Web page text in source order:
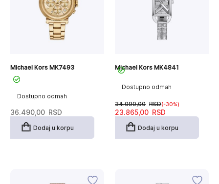
Dostupno odmah
Michael Kors MK7493
36.490,00 RSD
Dodaj u korpu
Dostupno odmah
Michael Kors MK4841
34.090,00 RSD
Originalna
cena
23.865,00 RSD
Trenutna
cena
(-30%)
Dodaj u korpu